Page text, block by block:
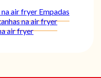
air fryer Empadas
na air fryer
air fryer